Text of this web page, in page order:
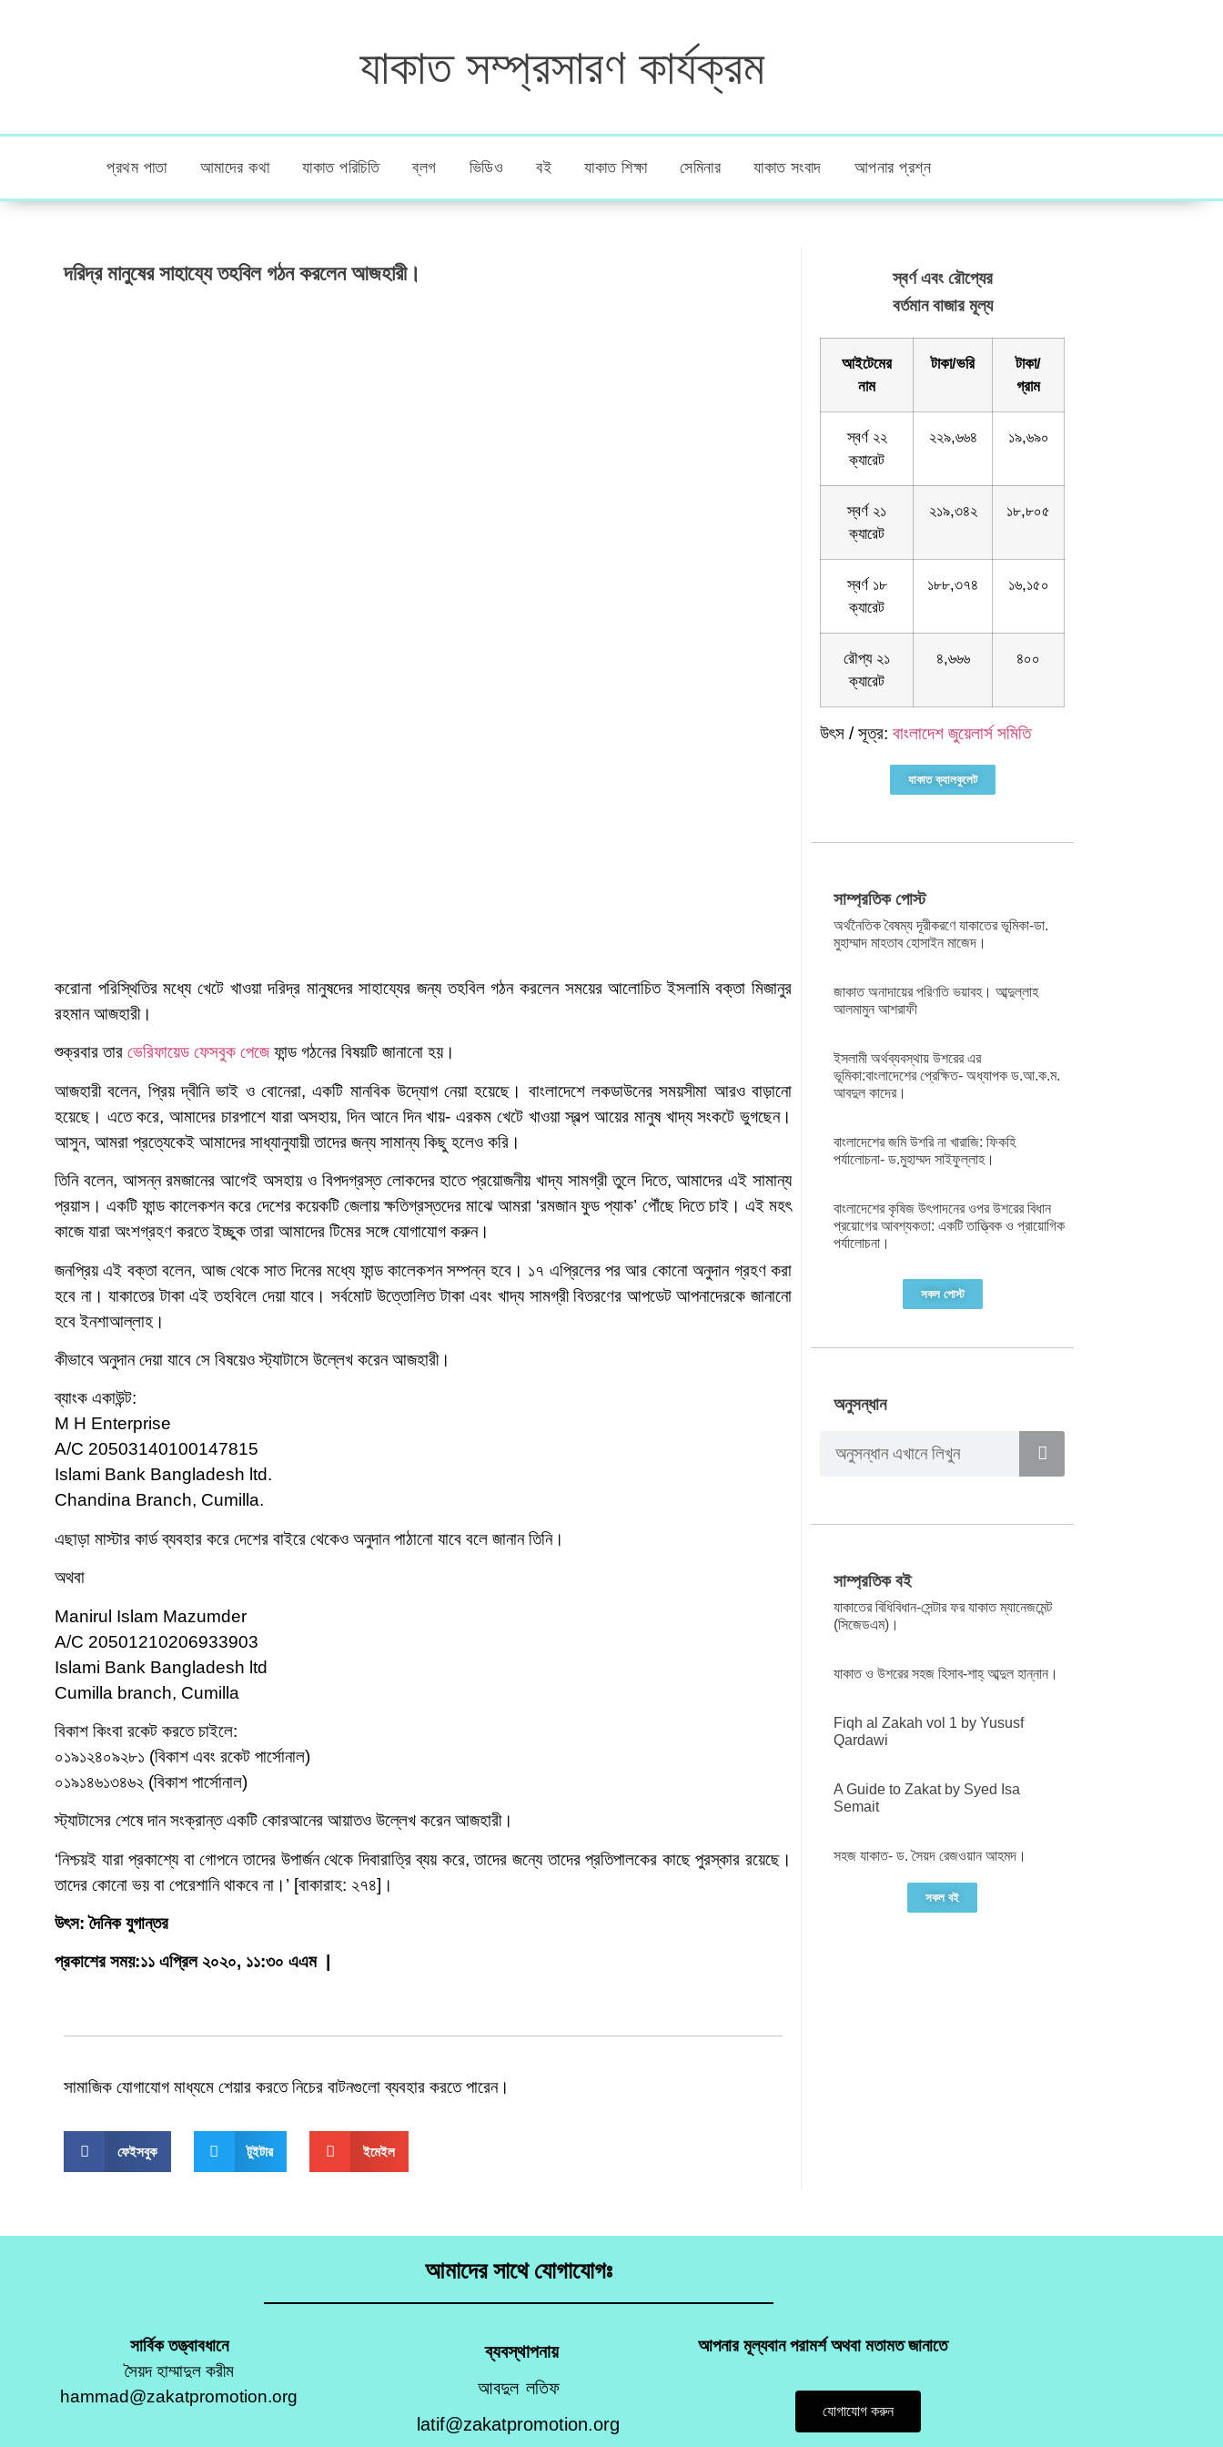
যাকাত সম্প্রসারণ কার্যক্রম
প্রথম পাতা আমাদের কথা যাকাত পরিচিতি ব্লগ ভিডিও বই যাকাত শিক্ষা সেমিনার যাকাত সংবাদ আপনার প্রশ্ন
দরিদ্র মানুষের সাহায্যে তহবিল গঠন করলেন আজহারী।
করোনা পরিস্থিতির মধ্যে খেটে খাওয়া দরিদ্র মানুষদের সাহায্যের জন্য তহবিল গঠন করলেন সময়ের আলোচিত ইসলামি বক্তা মিজানুর
রহমান আজহারী।
শুক্রবার তার ভেরিফায়েড ফেসবুক পেজেফান্ড গঠনের বিষয়টি জানানো হয়।
আজহারী বলেন, প্রিয় দ্বীনি ভাই ও বোনেরা, একটি মানবিক উদ্যোগ নেয়া হয়েছে। বাংলাদেশে লকডাউনের সময়সীমা আরও বাড়ানো
হয়েছে। এতে করে, আমাদের চারপাশে যারা অসহায়, দিন আনে দিন খায়- এরকম খেটে খাওয়া স্বল্প আয়ের মানুষ খাদ্য সংকটে ভুগছেন।
আসুন, আমরা প্রত্যেকেই আমাদের সাধ্যানুযায়ী তাদের জন্য সামান্য কিছু হলেও করি।
তিনি বলেন, আসন্ন রমজানের আগেই অসহায় ও বিপদগ্রস্ত লোকদের হাতে প্রয়োজনীয় খাদ্য সামগ্রী তুলে দিতে, আমাদের এই সামান্য
প্রয়াস। একটি ফান্ড কালেকশন করে দেশের কয়েকটি জেলায় ক্ষতিগ্রস্তদের মাঝে আমরা ‘রমজান ফুড প্যাক’ পৌঁছে দিতে চাই। এই মহৎ
কাজে যারা অংশগ্রহণ করতে ইচ্ছুক তারা আমাদের টিমের সঙ্গে যোগাযোগ করুন।
জনপ্রিয় এই বক্তা বলেন, আজ থেকে সাত দিনের মধ্যে ফান্ড কালেকশন সম্পন্ন হবে। ১৭ এপ্রিলের পর আর কোনো অনুদান গ্রহণ করা
হবে না। যাকাতের টাকা এই তহবিলে দেয়া যাবে। সর্বমোট উত্তোলিত টাকা এবং খাদ্য সামগ্রী বিতরণের আপডেট আপনাদেরকে জানানো
হবে ইনশাআল্লাহ।
কীভাবে অনুদান দেয়া যাবে সে বিষয়েও স্ট্যাটাসে উল্লেখ করেন আজহারী।
ব্যাংক একাউন্ট:
M H Enterprise
A/C 20503140100147815
Islami Bank Bangladesh ltd.
Chandina Branch, Cumilla.
এছাড়া মাস্টার কার্ড ব্যবহার করে দেশের বাইরে থেকেও অনুদান পাঠানো যাবে বলে জানান তিনি।
অথবা
Manirul Islam Mazumder
A/C 20501210206933903
Islami Bank Bangladesh ltd
Cumilla branch, Cumilla
বিকাশ কিংবা রকেট করতে চাইলে:
০১৯১২৪০৯২৮১ (বিকাশ এবং রকেট পার্সোনাল)
০১৯১৪৬১৩৪৬২ (বিকাশ পার্সোনাল)
স্ট্যাটাসের শেষে দান সংক্রান্ত একটি কোরআনের আয়াতও উল্লেখ করেন আজহারী।
‘নিশ্চয়ই যারা প্রকাশ্যে বা গোপনে তাদের উপার্জন থেকে দিবারাত্রি ব্যয় করে, তাদের জন্যে তাদের প্রতিপালকের কাছে পুরস্কার রয়েছে।
তাদের কোনো ভয় বা পেরেশানি থাকবে না।’ [বাকারাহ: ২৭৪]।
উৎস: দৈনিক যুগান্তর
প্রকাশের সময়:১১ এপ্রিল ২০২০, ১১:৩০ এএম |
সামাজিক যোগাযোগ মাধ্যমে শেয়ার করতে নিচের বাটনগুলো ব্যবহার করতে পারেন।
ফেইসবুক টুইটার ইমেইল
স্বর্ণ এবং রৌপ্যের
বর্তমান বাজার মূল্য
আইটেমের
নাম
টাকা/ভরি
টাকা/
গ্রাম
স্বর্ণ ২২
ক্যারেট
২২৯,৬৬৪ ১৯,৬৯০
স্বর্ণ ২১
ক্যারেট
২১৯,৩৪২ ১৮,৮০৫
স্বর্ণ ১৮
ক্যারেট
১৮৮,৩৭৪ ১৬,১৫০
রৌপ্য ২১
ক্যারেট
৪,৬৬৬ ৪০০
উৎস / সূত্র: বাংলাদেশ জুয়েলার্স সমিতি
যাকাত ক্যালকুলেট
সাম্প্রতিক পোস্ট
অর্থনৈতিক বৈষম্য দূরীকরণে যাকাতের ভূমিকা-ডা.
মুহাম্মাদ মাহতাব হোসাইন মাজেদ।
জাকাত অনাদায়ের পরিণতি ভয়াবহ। আব্দুল্লাহ
আলমামুন আশরাফী
ইসলামী অর্থব্যবস্থায় উশরের এর
ভূমিকা:বাংলাদেশের প্রেক্ষিত- অধ্যাপক ড.আ.ক.ম.
আবদুল কাদের।
বাংলাদেশের জমি উশরি না খারাজি: ফিকহি
পর্যালোচনা- ড.মুহাম্মদ সাইফুল্লাহ।
বাংলাদেশের কৃষিজ উৎপাদনের ওপর উশরের বিধান
প্রয়োগের আবশ্যকতা: একটি তাত্ত্বিক ও প্রায়োগিক
পর্যালোচনা।
সকল পোস্ট
অনুসন্ধান
সাম্প্রতিক বই
যাকাতের বিধিবিধান-সেন্টার ফর যাকাত ম্যানেজমেন্ট
(সিজেডএম)।
যাকাত ও উশরের সহজ হিসাব-শাহ্ আব্দুল হান্নান।
Fiqh al Zakah vol 1 by Yususf
Qardawi
A Guide to Zakat by Syed Isa
Semait
সহজ যাকাত- ড. সৈয়দ রেজওয়ান আহমদ।
সকল বই
আমাদের সাথে যোগাযোগঃ
সার্বিক তত্ত্বাবধানে
সৈয়দ হাম্মাদুল করীম
hammad@zakatpromotion.org
ব্যবস্থাপনায়
আবদুল লতিফ
latif@zakatpromotion.org
আপনার মূল্যবান পরামর্শ অথবা মতামত জানাতে
যোগাযোগ করুন